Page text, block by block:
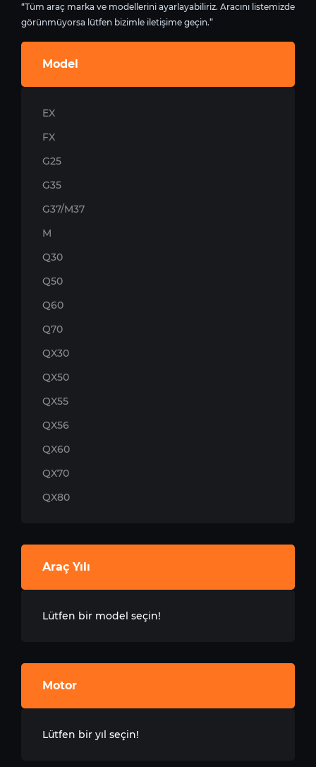
“Tüm araç marka ve modellerini ayarlayabiliriz. Aracını listemizde
görünmüyorsa lütfen bizimle iletişime geçin.”
Model
EX
FX
G25
G35
G37/M37
M
Q30
Q50
Q60
Q70
QX30
QX50
QX55
QX56
QX60
QX70
QX80
Araç Yılı
Lütfen bir model seçin!
Motor
Lütfen bir yıl seçin!